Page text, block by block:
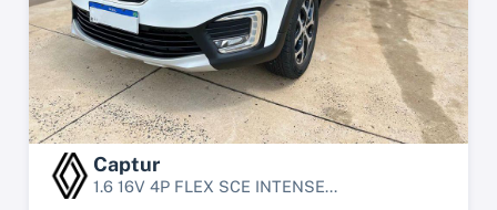
Captur
1.6 16V 4P FLEX SCE INTENSE...